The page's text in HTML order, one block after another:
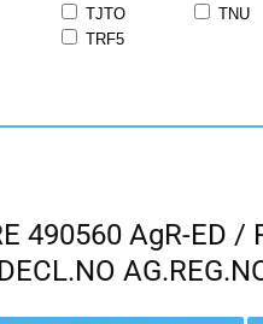
TJTO TNU
TRF5
490560 AgR-ED /